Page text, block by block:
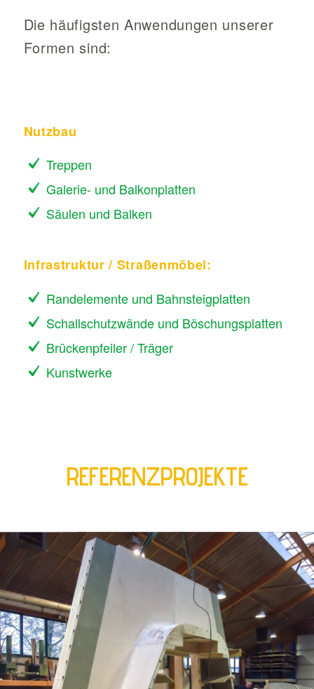
Die häufigsten Anwendungen unserer
Formen sind:
Nutzbau
Treppen
Galerie- und Balkonplatten
Säulen und Balken
Infrastruktur / Straßenmöbel:
Randelemente und Bahnsteigplatten
Schallschutzwände und Böschungsplatten
Brückenpfeiler / Träger
Kunstwerke
REFERENZPROJEKTE